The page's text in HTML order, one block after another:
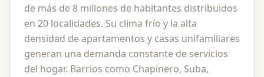
de más de 8 millones de habitantes distribuidos
en 20 localidades. Su clima frío y la alta
densidad de apartamentos y casas unifamiliares
generan una demanda constante de servicios
del hogar. Barrios como Chapinero, Suba,